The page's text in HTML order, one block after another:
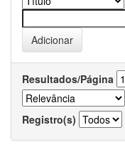
Resultados/Página
Registro(s)